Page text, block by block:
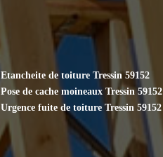
Etancheite de toiture Tressin 59152
Pose de cache moineaux Tressin 59152
Urgence fuite de toiture Tressin 59152